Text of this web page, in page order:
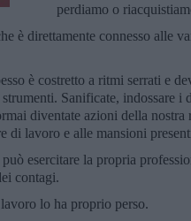
perdiamo o
è direttamente connesso alle
è costretto a ritmi serrati e
Sanificate, indossare i
diventate azioni della
di lavoro e alle mansioni
esercitare la propria
contagi.
lo ha proprio perso.